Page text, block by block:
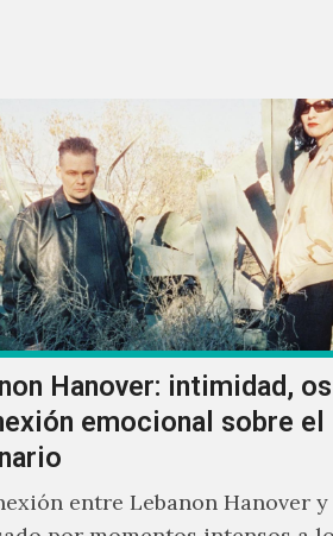
Hanover: intimidad,
emocional sobre el
entre Lebanon Hanover